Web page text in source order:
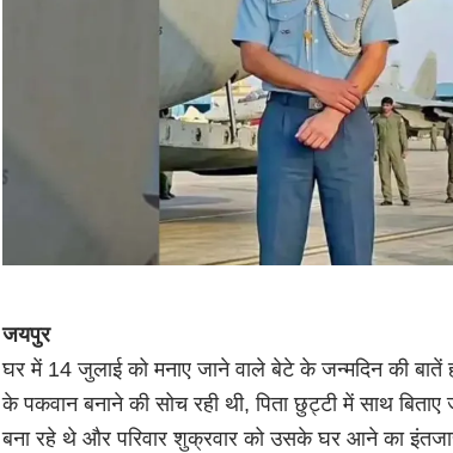
जयपुर
घर में 14 जुलाई को मनाए जाने वाले बेटे के जन्मदिन की बातें
के पकवान बनाने की सोच रही थी, पिता छुट्टी में साथ
बना रहे थे और परिवार शुक्रवार को उसके घर आने का